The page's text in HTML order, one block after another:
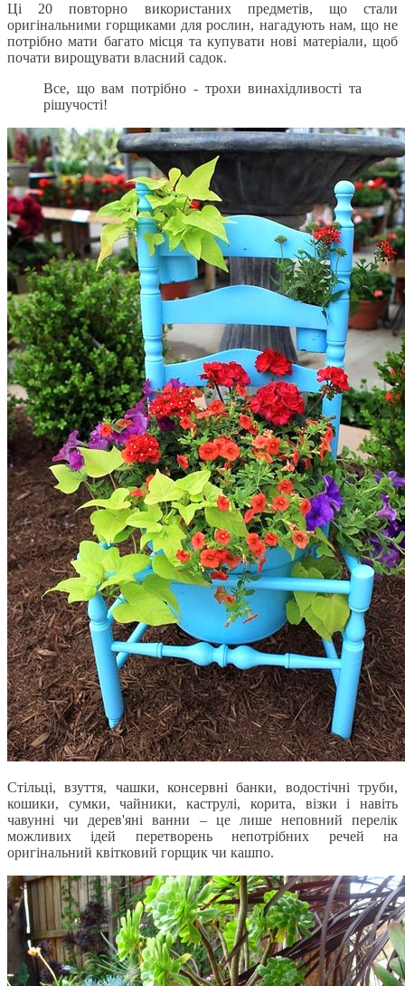
Ці 20 повторно використаних предметів, що стали
оригінальними горщиками для рослин, нагадують нам, що не
потрібно мати багато місця та купувати нові матеріали, щоб
почати вирощувати власний садок.
Все, що вам потрібно - трохи винахідливості та
рішучості!
Стільці, взуття, чашки, консервні банки, водостічні труби,
кошики, сумки, чайники, каструлі, корита, візки і навіть
чавунні чи дерев'яні ванни – це лише неповний перелік
можливих ідей перетворень непотрібних речей на
оригінальний квітковий горщик чи кашпо.